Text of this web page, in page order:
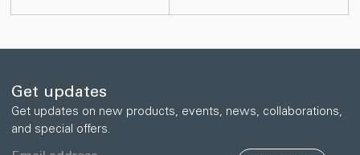
Get updates
Get updates on new products, events, news, collaborations,
and special offers.